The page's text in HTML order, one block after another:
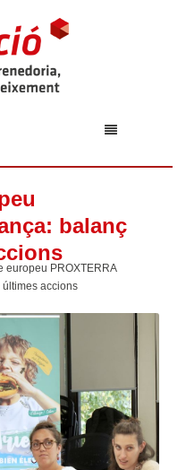
balanç
europeu PROXTERRA
accions